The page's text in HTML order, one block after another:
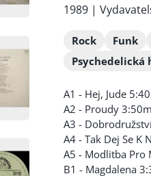
1989 |
Rock Funk
Psychedelická
A1 - Hej, Jude
A2 - Proudy
A3 -
A4 - Tak Dej Se K
A5 - Modlitba Pro
B1 - Magdalena